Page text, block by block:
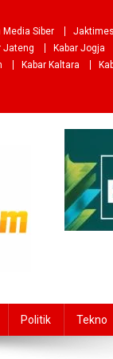
Media Siber
Jateng Kabar Jogja
Kabar Kaltara
Politik Tekno